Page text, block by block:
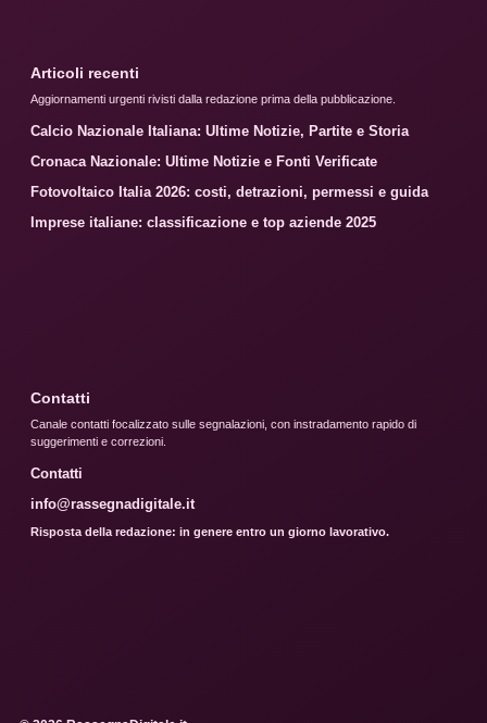
Articoli recenti
Aggiornamenti urgenti rivisti dalla redazione prima della pubblicazione.
Calcio Nazionale Italiana: Ultime Notizie, Partite e Storia
Cronaca Nazionale: Ultime Notizie e Fonti Verificate
Fotovoltaico Italia 2026: costi, detrazioni, permessi e guida
Imprese italiane: classificazione e top aziende 2025
Contatti
Canale contatti focalizzato sulle segnalazioni, con instradamento rapido di
suggerimenti e correzioni.
Contatti
info@rassegnadigitale.it
Risposta della redazione: in genere entro un giorno lavorativo.